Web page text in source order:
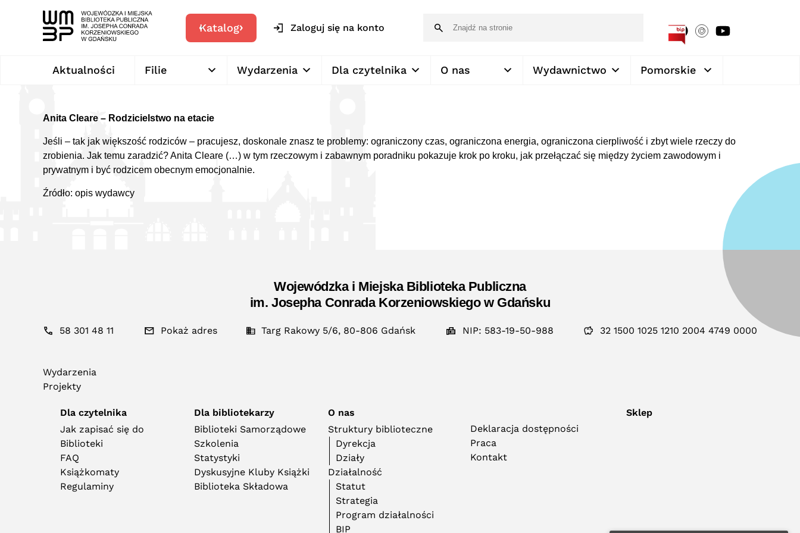
Katalog Zaloguj się na konto
Aktualności Filie Wydarzenia Dla czytelnika O nas Wydawnictwo Pomorskie
Anita Cleare – Rodzicielstwo na etacie
Jeśli – tak jak większość rodziców – pracujesz, doskonale znasz te problemy: ograniczony czas, ograniczona energia, ograniczona cierpliwość i zbyt wiele rzeczy do
zrobienia. Jak temu zaradzić? Anita Cleare (…) w tym rzeczowym i zabawnym poradniku pokazuje krok po kroku, jak przełączać się między życiem zawodowym i
prywatnym i być rodzicem obecnym emocjonalnie.
Źródło: opis wydawcy
Wojewódzka i Miejska Biblioteka Publiczna
im. Josepha Conrada Korzeniowskiego w Gdańsku
58 301 48 11 Pokaż adres Targ Rakowy 5/6, 80-806 Gdańsk NIP: 583-19-50-988 32 1500 1025 1210 2004 4749 0000
Wydarzenia
Projekty
Dla czytelnika
Jak zapisać się do
Biblioteki
FAQ
Książkomaty
Regulaminy
Dla bibliotekarzy
Biblioteki Samorządowe
Szkolenia
Statystyki
Dyskusyjne Kluby Książki
Biblioteka Składowa
O nas
Struktury biblioteczne
Dyrekcja
Działy
Działalność
Statut
Strategia
Program działalności
BIP
Deklaracja dostępności
Praca
Kontakt
Sklep